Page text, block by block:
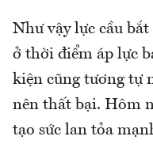
Như vậy lực cầu
ở thời điểm áp lực
kiện cũng tương tự
nên thất bại. Hôm
tạo sức lan tỏa